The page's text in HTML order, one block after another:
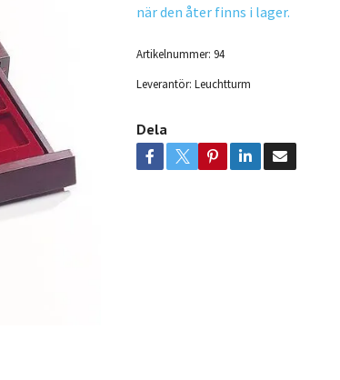
när den åter finns i lager.
Artikelnummer: 94
Leverantör: Leuchtturm
Dela